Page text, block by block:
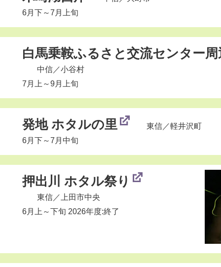
6月下～7月上旬
白馬乗鞍ふるさと交流センター
中信 ／小谷村
7月上～9月上旬
発地 ホタルの里 東信 ／軽井沢町
6月下～7月中旬
押出川 ホタル祭り
東信 ／上田市中央
6月上～下旬 2026年度:終了